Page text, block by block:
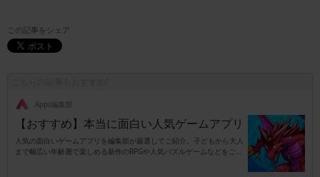
この記事をシェア
.Apps編集部
【おすすめ】本当に面白い人気ゲームアプリ
人気の面白いゲームアプリを編集部が厳選してご紹介。子どもから大人
まで幅広い年齢層で楽しめる新作のRPGや人気パズルゲームなどをご紹